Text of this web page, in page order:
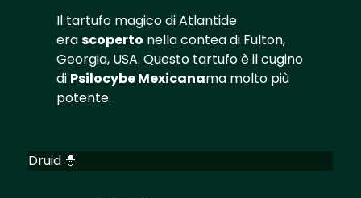
Il tartufo magico di Atlantide
erascoperto nella contea di Fulton,
Georgia, USA. Questo tartufo è il cugino
di Psilocybe Mexicanama molto più
potente.
Druid 🧙